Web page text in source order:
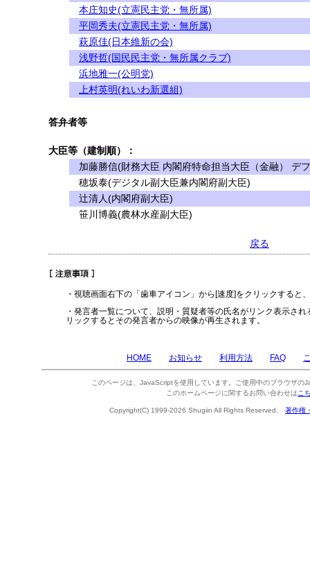
本庄知史(立憲民主党・無所属)
平岡秀夫(立憲民主党・無所属)
萩原佳(日本維新の会)
浅野哲(国民民主党・無所属クラブ)
浜地雅一(公明党)
上村英明(れいわ新選組)
答弁者等
大臣等（建制順）：
加藤勝信(財務大臣 内閣府特命担当大臣（金融） デ
穂坂泰(デジタル副大臣兼内閣府副大臣)
辻清人(内閣府副大臣)
笹川博義(農林水産副大臣)
戻る
・視聴画面右下の「歯車アイコン」から[速度]をクリックすると
・発言者一覧について、説明・質疑者等の氏名がリンク表示さ
リックするとその発言者からの映像が再生されます。
HOME お知らせ 利用方法 FAQ
このページは、JavaScriptを使用しています。ご使用中のブラウザの
このホームページに関するお問い合わせは こ
Copyright(C) 1999-2026 Shugiin All Rights Reserved. 著作権